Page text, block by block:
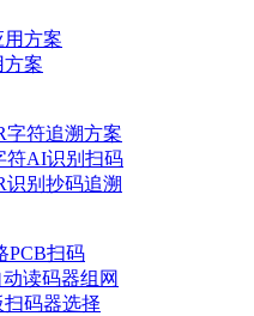
方案
方案
字符追溯方案
符AI识别扫码
识别抄码追溯
PCB扫码
读码器组网
扫码器选择